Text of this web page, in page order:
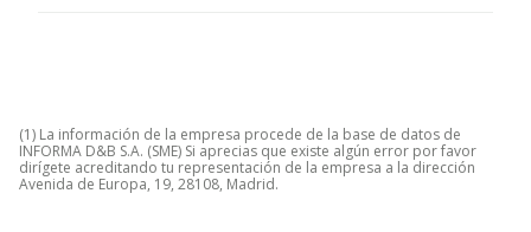
(1) La información de la empresa procede de la base de datos de
INFORMA D&B S.A. (SME) Si aprecias que existe algún error por favor
dirígete acreditando tu representación de la empresa a la dirección
Avenida de Europa, 19, 28108, Madrid.